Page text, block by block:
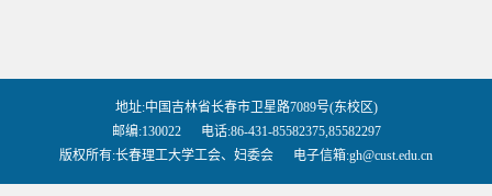
地址:中国吉林省长春市卫星路7089号(东校区)
邮编:130022 电话:86-431-85582375,85582297
版权所有:长春理工大学工会、妇委会 电子信箱:gh@cust.edu.cn